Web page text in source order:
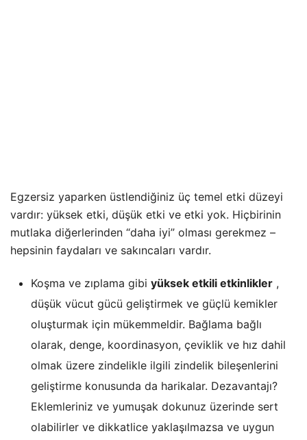
Egzersiz yaparken üstlendiğiniz üç temel etki düzeyi
vardır: yüksek etki, düşük etki ve etki yok. Hiçbirinin
mutlaka diğerlerinden “daha iyi” olması gerekmez –
hepsinin faydaları ve sakıncaları vardır.
Koşma ve zıplama gibi yüksek etkili etkinlikler ,
düşük vücut gücü geliştirmek ve güçlü kemikler
oluşturmak için mükemmeldir. Bağlama bağlı
olarak, denge, koordinasyon, çeviklik ve hız dahil
olmak üzere zindelikle ilgili zindelik bileşenlerini
geliştirme konusunda da harikalar. Dezavantajı?
Eklemleriniz ve yumuşak dokunuz üzerinde sert
olabilirler ve dikkatlice yaklaşılmazsa ve uygun